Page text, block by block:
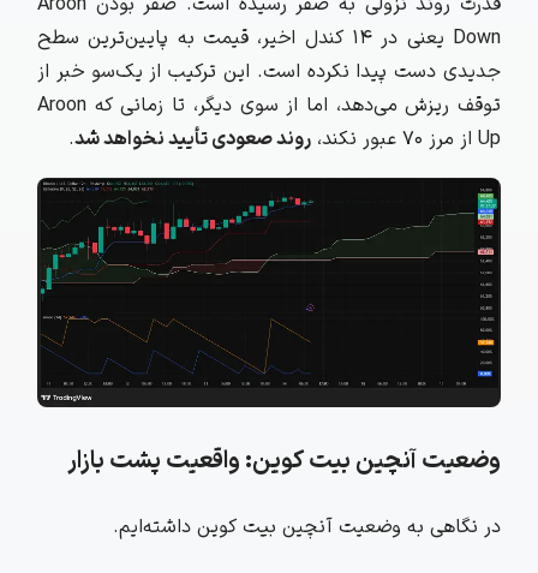
Down یعنی در ۱۴ کندل اخیر، قیمت به پایین‌ترین سطح
جدیدی دست پیدا نکرده است. این ترکیب از یک‌سو خبر از
توقف ریزش می‌دهد، اما از سوی دیگر، تا زمانی که Aroon
Up از مرز ۷۰ عبور نکند،
روند صعودی تأیید نخواهد شد.
وضعیت آنچین بیت کوین: واقعیت پشت بازار
در نگاهی به وضعیت آنچین بیت کوین داشته‌ایم.